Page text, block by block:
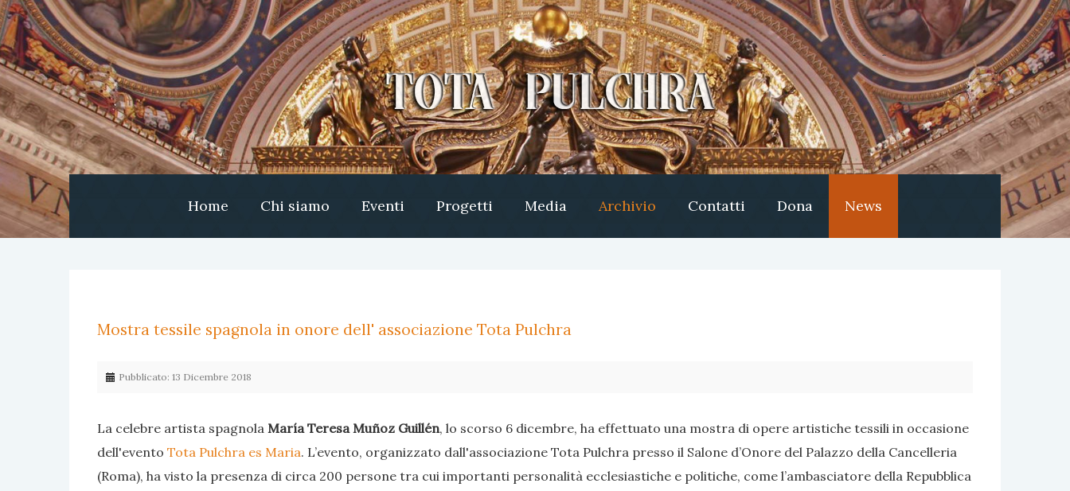
Home Chi siamo Eventi Progetti Media Archivio Contatti Dona News
Mostra tessile spagnola in onore dell' associazione Tota Pulchra
Pubblicato: 13 Dicembre 2018
La celebre artista spagnola María Teresa Muñoz Guillén, lo scorso 6 dicembre, ha effettuato una mostra di opere artistiche tessili in occasione
dell'evento Tota Pulchra es Maria. L’evento, organizzato dall'associazione Tota Pulchra presso il Salone d’Onore del Palazzo della Cancelleria
(Roma), ha visto la presenza di circa 200 persone tra cui importanti personalità ecclesiastiche e politiche, come l’ambasciatore della Repubblica